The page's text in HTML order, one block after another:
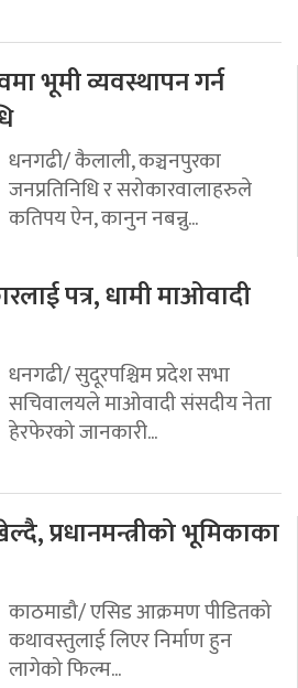
भूमी व्यवस्थापन गर्न
धनगढी/ कैलाली, कञ्चनपुरका
जनप्रतिनिधि र सरोकारवालाहरुले
कतिपय ऐन, कानुन नबन्नु...
पत्र, धामी माओवादी
धनगढी/ सुदूरपश्चिम प्रदेश सभा
सचिवालयले माओवादी संसदीय नेता
हेरफेरको जानकारी...
प्रधानमन्त्रीको भूमिकाका
काठमाडौ/ एसिड आक्रमण पीडितको
कथावस्तुलाई लिएर निर्माण हुन
लागेको फिल्म...